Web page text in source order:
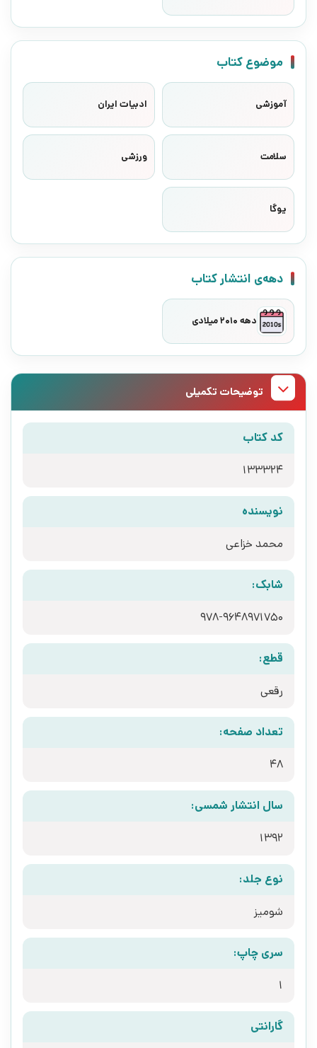
موضوع کتاب
آموزشی ادبیات ایران
سلامت ورزشی
یوگا
دهه‌ی انتشار کتاب
دهه 2010 میلادی
توضیحات تکمیلی
کد کتاب
133324
نویسنده
محمد خزاعی
شابک:
978-9648971750
قطع:
رقعی
تعداد صفحه:
48
سال انتشار شمسی:
1392
نوع جلد:
شومیز
سری چاپ:
1
گارانتی